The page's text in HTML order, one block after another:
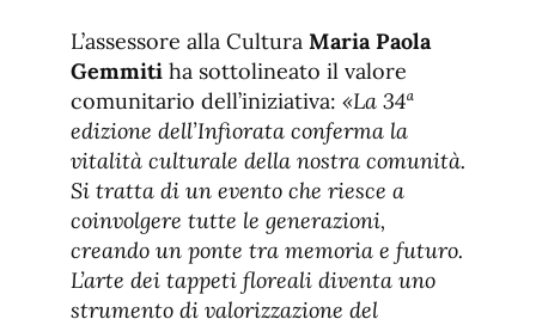
L’assessore alla Cultura Maria Paola
Gemmiti ha sottolineato il valore
comunitario dell’iniziativa: «La 34ª
edizione dell’Infiorata conferma la
vitalità culturale della nostra comunità.
Si tratta di un evento che riesce a
coinvolgere tutte le generazioni,
creando un ponte tra memoria e futuro.
L’arte dei tappeti floreali diventa uno
strumento di valorizzazione del